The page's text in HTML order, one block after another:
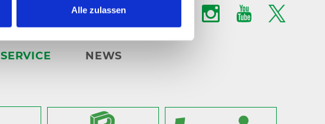
Alle zulassen
SERVICE NEWS